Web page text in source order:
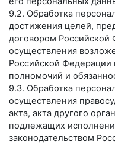
9.2. Обработка
достижения целей,
договором Российской
осуществления
Российской Федерации
полномочий и
9.3. Обработка
осуществления
акта, акта другого
подлежащих
законодательством